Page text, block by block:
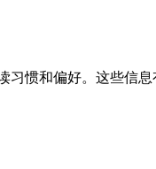
惯和偏好。这些信